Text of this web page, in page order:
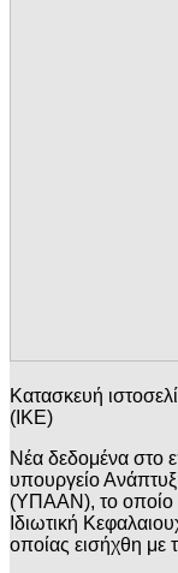
Κατασκευή
(ΙΚΕ)
Νέα δεδομένα στο
υπουργείο
(ΥΠΑΑΝ), το οποίο
Ιδιωτική
οποίας εισήχθη με